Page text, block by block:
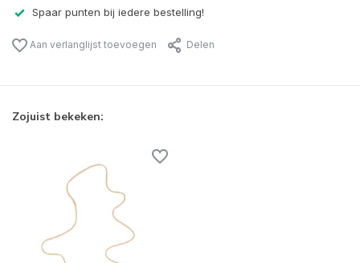
Spaar punten bij iedere bestelling!
Aan verlanglijst toevoegen Delen
Zojuist bekeken: